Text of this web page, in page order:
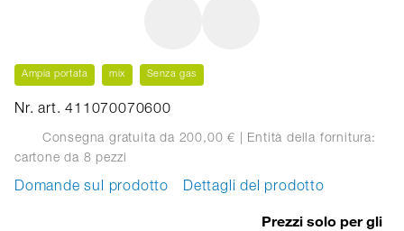
Ampia portata mix Senza gas
Nr. art. 411070070600
Consegna gratuita da 200,00 € | Entità della fornitura:
cartone da 8 pezzi
Domande sul prodotto Dettagli del prodotto
Prezzi solo per gli